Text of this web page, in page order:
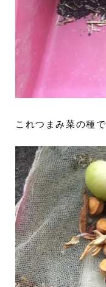
これつまみ菜の種で